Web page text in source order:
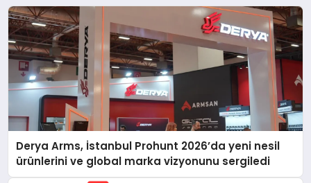
Derya Arms, İstanbul Prohunt 2026’da yeni nesil
ürünlerini ve global marka vizyonunu sergiledi